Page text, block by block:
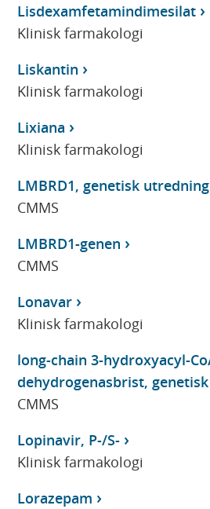
Lisdexamfetamindimesilat
Klinisk farmakologi
Liskantin
Klinisk farmakologi
Lixiana
Klinisk farmakologi
LMBRD1, genetisk utredning
CMMS
LMBRD1-genen
CMMS
Lonavar
Klinisk farmakologi
long-chain 3-hydroxyacyl-
dehydrogenasbrist,
CMMS
Lopinavir, P-/S-
Klinisk farmakologi
Lorazepam